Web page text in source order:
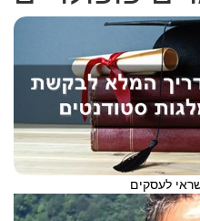
לעסקים